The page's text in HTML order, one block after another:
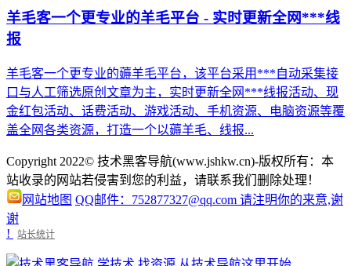
羊毛客一个更专业的羊毛平台 - 实时更新全网***线
报
羊毛客一个更专业的薅羊毛平台，该平台采用***自动采集接
口与人工筛选原创文章为主，实时更新全网***线报活动、现
金红包活动、话费活动、游戏活动、手机资源、电脑资源等覆
盖全网各类资源，打造一个以薅羊毛、线报...
Copyright 2022© 技术黑客导航(www.jshkw.cn)-版权所有：本
站收录的网站若侵害到您的利益，请联系我们删除处理！
网站地图 QQ邮件：752877327@qq.com 请注明你的来意,谢
谢
!
站长统计